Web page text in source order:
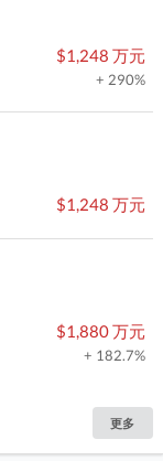
$1,248 万元
+ 290%
$1,248 万元
$1,880 万元
+ 182.7%
更多